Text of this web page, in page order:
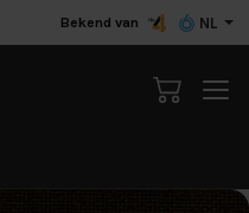
Bekend van NL